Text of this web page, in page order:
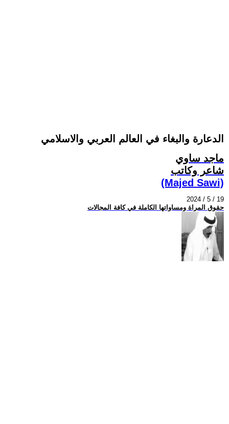
الدعارة والبغاء في العالم العربي والاسلامي
ماجد ساوي
شاعر وكاتب
(Majed Sawi)
2024 / 5 / 19
حقوق المراة ومساواتها الكاملة في كافة المجالات